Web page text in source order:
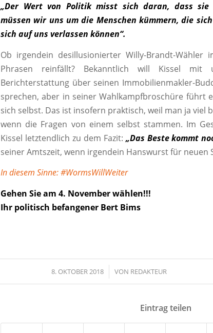
„Der Wert von Politik misst sich daran, dass sie
müssen wir uns um die Menschen kümmern, die
sich auf uns verlassen können“.
Ob irgendein desillusionierter Willy-Brandt-Wähler
Phrasen reinfällt? Bekanntlich will Kissel mit
Berichterstattung über seinen Immobilienmakler-
sprechen, aber in seiner Wahlkampfbroschüre führt
sich selbst. Das ist insofern praktisch, weil man ja viel
wenn die Fragen von einem selbst stammen. Im
Kissel letztendlich zu dem Fazit: „Das Beste kommt
seiner Amtszeit, wenn irgendein Hanswurst für neuen
In diesem Sinne: #WormsWillWeiter
Gehen Sie am 4. November wählen!!!
Ihr politisch befangener Bert Bims
8. OKTOBER 2018
/ VON REDAKTEUR
Eintrag teilen